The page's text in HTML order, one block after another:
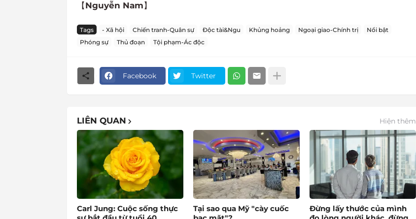
【 Nguyễn Nam 】
Tags - Xã hội Chiến tranh-Quân sự Độc tài&Ngu Khủng hoảng Ngoại giao-Chính trị
Nổi bật
Phóng sự
Thủ đoạn Tội phạm-Ác độc
Facebook Twitter
LIÊN QUAN Hiện thêm
Carl Jung: Cuộc sống thực
Tại sao qua Mỹ "cày cuốc
Đừng lấy thước của mình